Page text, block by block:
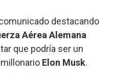
destacando
Aérea Alemana
que podría ser un
Elon Musk.